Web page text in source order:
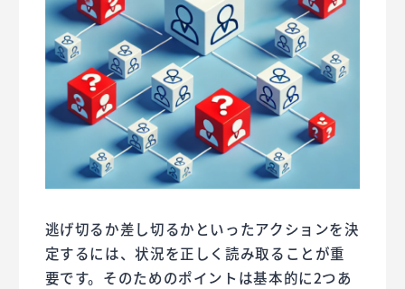
逃げ切るか差し切るかといったアクションを決
定するには、状況を正しく読み取ることが重
要です。そのためのポイントは基本的に2つあ